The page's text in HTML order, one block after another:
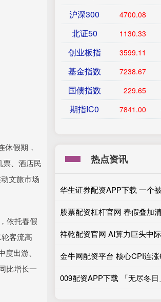
假期，
票、酒店民
文旅市场
依托春假
客流高
出游、
比增长一
沪深300 4700.08
北证50 1130.33
创业板指 3599.11
基金指数 7238.67
国债指数 229.65
期指IC0 7841.00
热点资讯
009配资APP下载 「无尽冬